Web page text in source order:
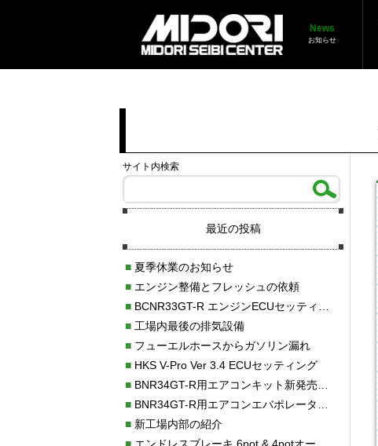
News
お知らせ
サイト内検索
最近の投稿
■夏季休業のお知らせ
■エンジン整備とフレッシュの依頼
■BCNR33GT-R エンジンECUセッティング調整
■工場内最後の排気設備
■フューエルホースからガソリン漏れ
■HKS V-Pro Ver 3.4 ECUセッティング
■BNR34GT-R用エアコンキット新発売！！
■BNR34GT-R用エアコンエバポレーターを新発売！！
■新工場内部の紹介